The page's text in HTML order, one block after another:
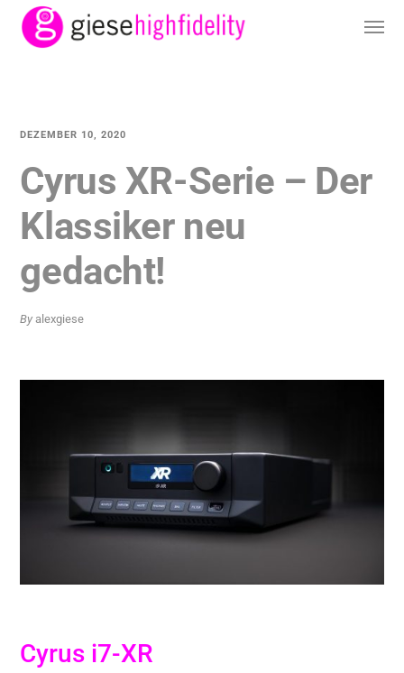
DEZEMBER 10, 2020
Cyrus XR-Serie – Der
Klassiker neu
gedacht!
Byalexgiese
Cyrus i7-XR